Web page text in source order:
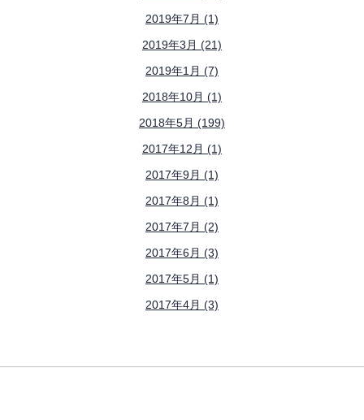
2019年7月 (1)
2019年3月 (21)
2019年1月 (7)
2018年10月 (1)
2018年5月 (199)
2017年12月 (1)
2017年9月 (1)
2017年8月 (1)
2017年7月 (2)
2017年6月 (3)
2017年5月 (1)
2017年4月 (3)